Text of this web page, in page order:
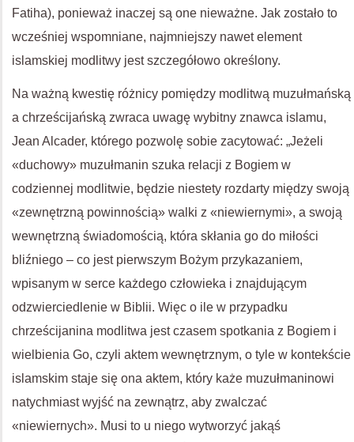
Fatiha), ponieważ inaczej są one nieważne. Jak zostało to
wcześniej wspomniane, najmniejszy nawet element
islamskiej modlitwy jest szczegółowo określony.
Na ważną kwestię różnicy pomiędzy modlitwą muzułmańską
a chrześcijańską zwraca uwagę wybitny znawca islamu,
Jean Alcader, którego pozwolę sobie zacytować: „Jeżeli
«duchowy» muzułmanin szuka relacji z Bogiem w
codziennej modlitwie, będzie niestety rozdarty między swoją
«zewnętrzną powinnością» walki z «niewiernymi», a swoją
wewnętrzną świadomością, która skłania go do miłości
bliźniego – co jest pierwszym Bożym przykazaniem,
wpisanym w serce każdego człowieka i znajdującym
odzwierciedlenie w Biblii. Więc o ile w przypadku
chrześcijanina modlitwa jest czasem spotkania z Bogiem i
wielbienia Go, czyli aktem wewnętrznym, o tyle w kontekście
islamskim staje się ona aktem, który każe muzułmaninowi
natychmiast wyjść na zewnątrz, aby zwalczać
«niewiernych». Musi to u niego wytworzyć jakąś